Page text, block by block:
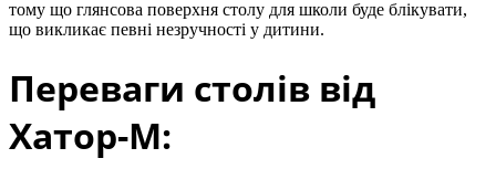
тому що глянсова поверхня столу для школи буде блікувати,
що викликає певні незручності у дитини.
Переваги столів від
Хатор-М: